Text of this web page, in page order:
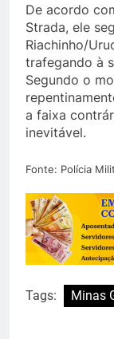
De acordo
Strada, ele
Riachinho/
trafegando à
Segundo o
a faixa
inevitável.
Fonte: Polícia
Tags: Minas